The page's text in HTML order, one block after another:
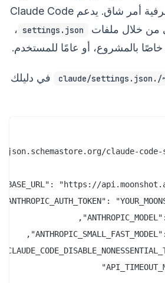
عبر إعادة تشغيل الطرفية أمر شاق. يدعم Claude Code
settings.json ،
خاصًا بالمشروع، أو عامًا للمستخدم.
~/.claude/
في دليلك